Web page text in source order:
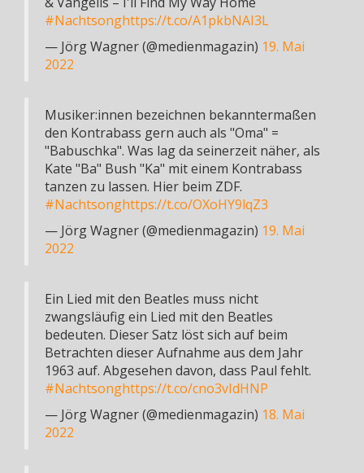
#Nachtsonghttps://t.co/A1pkbNAI3L
— Jörg Wagner (@medienmagazin) 19. Mai
2022
Musiker:innen bezeichnen bekanntermaßen
den Kontrabass gern auch als "Oma" =
"Babuschka". Was lag da seinerzeit näher, als
Kate "Ba" Bush "Ka" mit einem Kontrabass
tanzen zu lassen. Hier beim ZDF.
#Nachtsonghttps://t.co/OXoHY9lqZ3
— Jörg Wagner (@medienmagazin) 19. Mai
2022
Ein Lied mit den Beatles muss nicht
zwangsläufig ein Lied mit den Beatles
bedeuten. Dieser Satz löst sich auf beim
Betrachten dieser Aufnahme aus dem Jahr
1963 auf. Abgesehen davon, dass Paul fehlt.
#Nachtsonghttps://t.co/cno3vIdHNP
— Jörg Wagner (@medienmagazin) 18. Mai
2022